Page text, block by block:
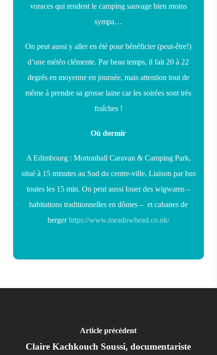
voraces qui rendent le camping sauvage bien moins
sympa…
On peut aussi y aller en été pour bénéficier (peut-être!)
d’une météo clémente. Par beau temps, il fait 20 à 22
degrés en moyenne en journée, mais attention tout de
même à prendre sa grosse laine car les soirées sont très
fraîches !
Où dormir
A Edimbourg : Mortonhall Caravan & Camping Park,
situé à 15 minutes au Sud du centre-ville. Liaison par bus
toutes les 15 min. On peut aussi louer des wigwams –
habitations traditionnelles en dômes – et cabanes de
bergerhttps://www.meadowhead.co.uk/
Article précédent
Claire Kachkouch Soussi, documentariste